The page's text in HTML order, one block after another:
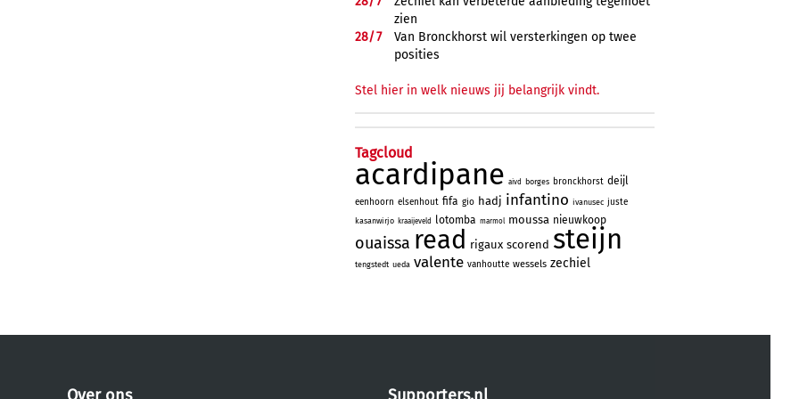
zien
28/7
Van Bronckhorst wil versterkingen op twee
posities
Stel hier in welk nieuws jij belangrijk vindt.
Tagcloud
acardipane aivd borges bronckhorst deijl
eenhoorn elsenhout fifa gio hadj infantino ivanusec juste
kasanwirjo kraaijeveld lotomba marmol moussa nieuwkoop
ouaissa read rigaux scorend steijn
tengstedt ueda valente vanhoutte wessels zechiel